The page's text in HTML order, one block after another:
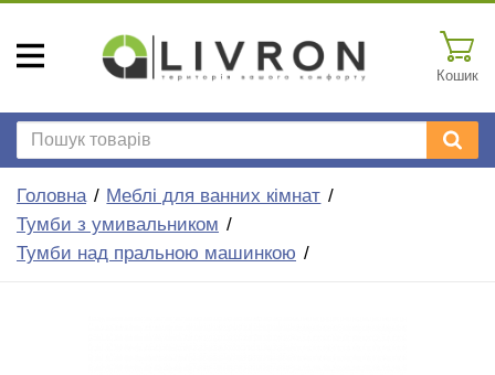
Кошик
Головна
Меблі для ванних кімнат
Тумби з умивальником
Тумби над пральною машинкою